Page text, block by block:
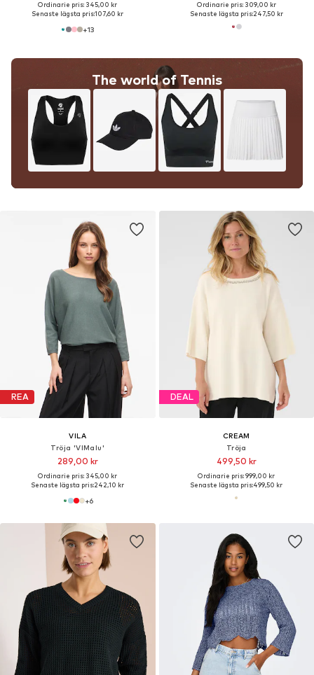
Ordinarie pris: 345,00 kr
Senaste lägsta pris:107,60 kr
+13
The world of Tennis
Ordinarie pris: 309,00 kr
Senaste lägsta pris:247,50 kr
REA
VILA
Tröja 'VIMalu'
289,00 kr
Ordinarie pris: 345,00 kr
Senaste lägsta pris:242,10 kr
+6
DEAL
CREAM
Tröja
499,50 kr
Ordinarie pris: 999,00 kr
Senaste lägsta pris:499,50 kr